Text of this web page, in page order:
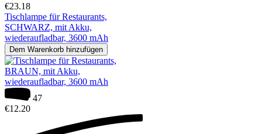
€23.18
Tischlampe für Restaurants,
SCHWARZ, mit Akku,
wiederaufladbar, 3600 mAh
Dem Warenkorb hinzufügen
47
€12.20